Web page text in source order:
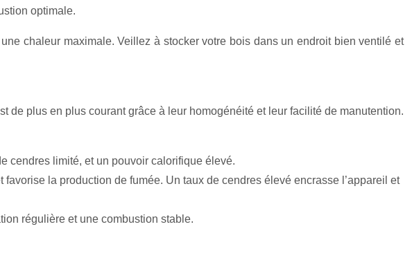
optimale.
chaleur maximale. Veillez à stocker votre bois dans un endroit bien ventilé et
de plus en plus courant grâce à leur homogénéité et leur facilité de manutention.
cendres limité, et un pouvoir calorifique élevé.
la production de fumée. Un taux de cendres élevé encrasse l’appareil et
régulière et une combustion stable.